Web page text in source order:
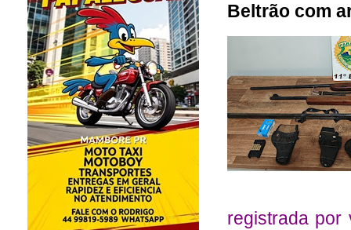
Beltrão com
registrada por